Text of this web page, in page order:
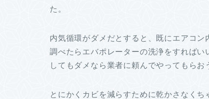
た。
内気循環がダメだとすると、既にエアコン
調べたらエバポレーターの洗浄をすれば
してもダメなら業者に頼んでやってもらお
とにかくカビを減らすために乾かさなく